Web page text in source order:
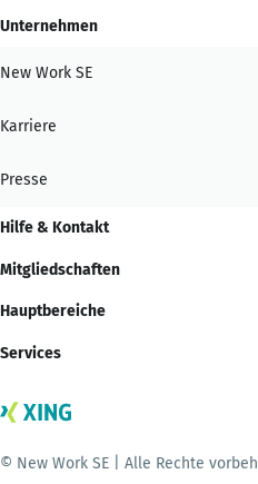
Unternehmen
New Work SE
Karriere
Presse
Hilfe & Kontakt
Mitgliedschaften
Hauptbereiche
Services
© New Work SE | Alle Rechte